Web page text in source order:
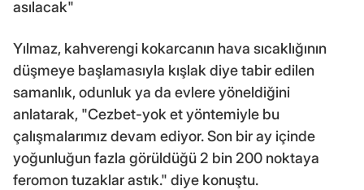
asılacak"
Yılmaz, kahverengi kokarcanın hava sıcaklığının
düşmeye başlamasıyla kışlak diye tabir edilen
samanlık, odunluk ya da evlere yöneldiğini
anlatarak, "Cezbet-yok et yöntemiyle bu
çalışmalarımız devam ediyor. Son bir ay içinde
yoğunluğun fazla görüldüğü 2 bin 200 noktaya
feromon tuzaklar astık." diye konuştu.